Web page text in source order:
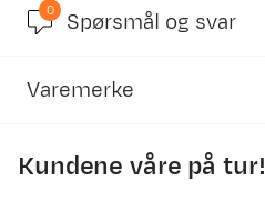
4.8
0 Spørsmål og svar
Varemerke
Kundene våre på tur!